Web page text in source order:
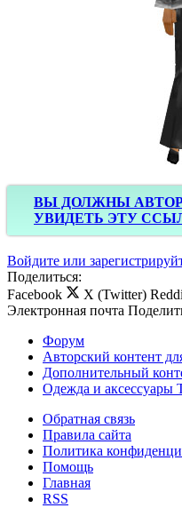
ВЫ ДОЛЖНЫ
УВИДЕТЬ ЭТУ
Войдите или
Поделиться:
Facebook
X (Twitter)
Электронная почта
Форум
Авторский контент
Дополнительный
Одежда и аксессуары
Обратная связь
Правила сайта
Политика
Помощь
Главная
RSS